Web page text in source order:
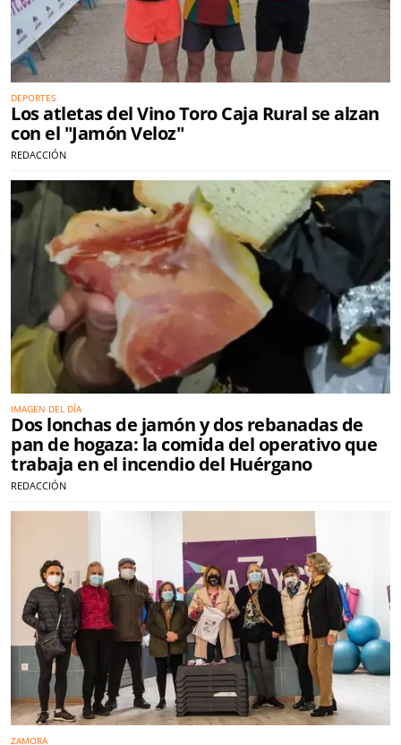
DEPORTES
Los atletas del Vino Toro Caja Rural se alzan
con el "Jamón Veloz"
REDACCIÓN
IMAGEN DEL DÍA
Dos lonchas de jamón y dos rebanadas de
pan de hogaza: la comida del operativo que
trabaja en el incendio del Huérgano
REDACCIÓN
ZAMORA